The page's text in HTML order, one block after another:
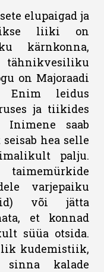
elupaigad ja
liiki on
kärnkonna,
tähnikvesiliku
on Majoraadi
Enim leidus
ja tiikides
saab
hea selle
palju.
varjepaiku
või jätta
et konnad
süüa otsida.
kudemistiik,
kalade